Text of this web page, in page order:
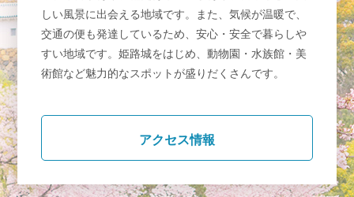
しい風景に出会える地域です。また、気候が温暖で、
交通の便も発達しているため、安心・安全で暮らしや
すい地域です。姫路城をはじめ、動物園・水族館・美
術館など魅力的なスポットが盛りだくさんです。
アクセス情報